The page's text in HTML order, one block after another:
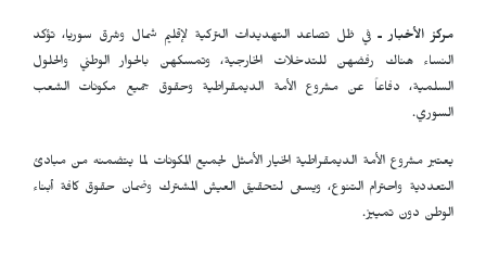
مركز الأخبار ـ في ظل تصاعد التهديدات التركية لإقليم شمال وشرق سوريا، تؤكد
النساء هناك رفضهن للتدخلات الخارجية، وتمسكهن بالحوار الوطني والحلول
السلمية، دفاعاً عن مشروع الأمة الديمقراطية وحقوق جميع مكونات الشعب
السوري.
يعتبر مشروع الأمة الديمقراطية الخيار الأمثل لجميع المكونات لما يتضمنه من مبادئ
التعددية واحترام التنوع، ويسعى لتحقيق العيش المشترك وضمان حقوق كافة أبناء
الوطن دون تمييز.